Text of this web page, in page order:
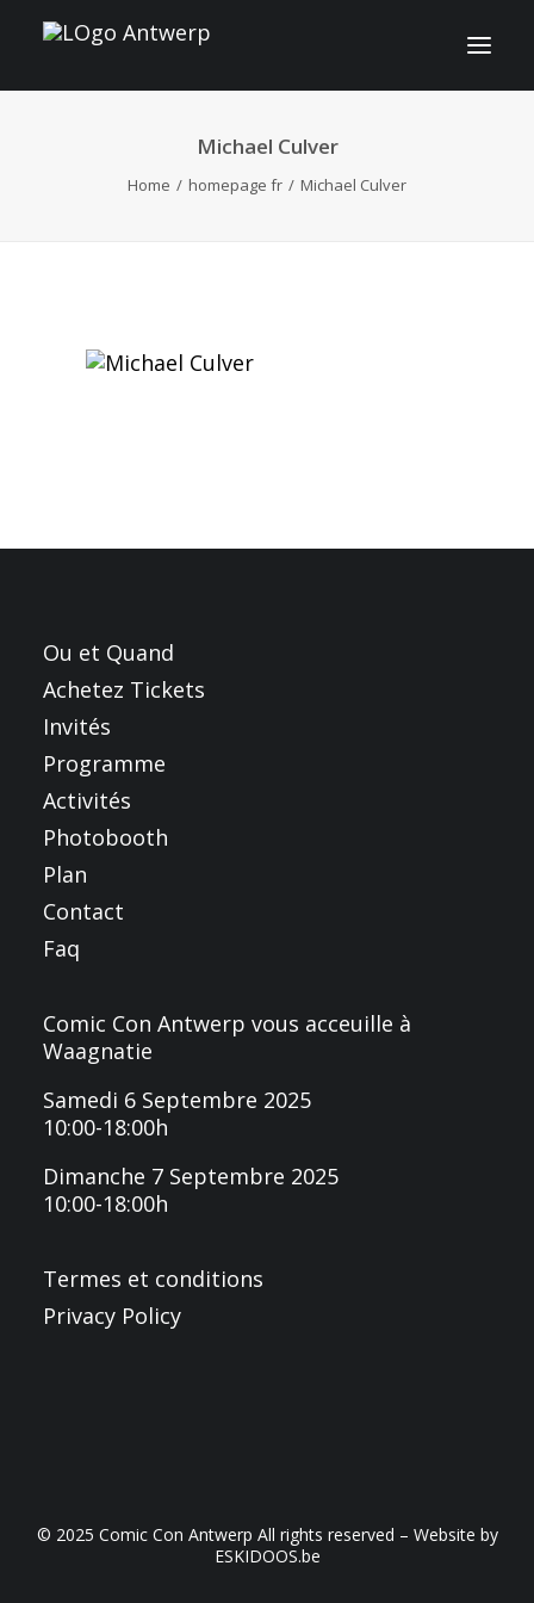
INFO
CONTACT
FRANÇAIS
NEDERLANDS
Michael Culver
Home homepage fr Michael Culver
Ou et Quand
Achetez Tickets
Invités
Programme
Activités
Photobooth
Plan
Contact
Faq
Comic Con Antwerp vous acceuille à
Waagnatie
Samedi 6 Septembre 2025
10:00-18:00h
Dimanche 7 Septembre 2025
10:00-18:00h
Termes et conditions
Privacy Policy
© 2025 Comic Con Antwerp All rights reserved – Website by
ESKIDOOS.be